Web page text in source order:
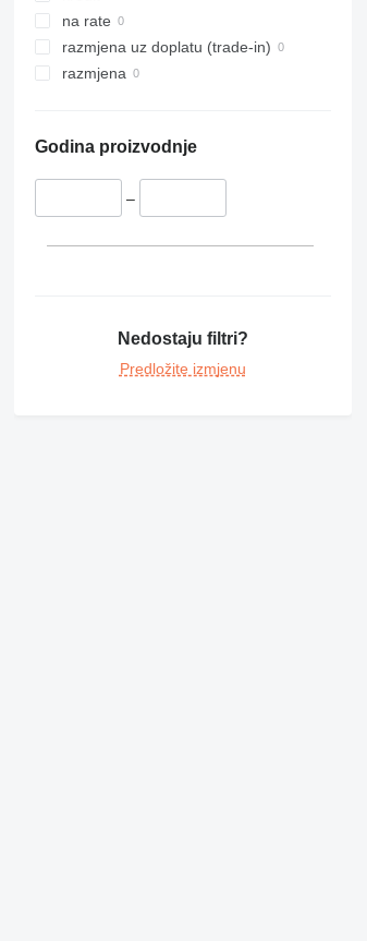
na rate
razmjena uz doplatu (trade-in)
razmjena
Godina proizvodnje
–
Nedostaju filtri?
Predložite izmjenu